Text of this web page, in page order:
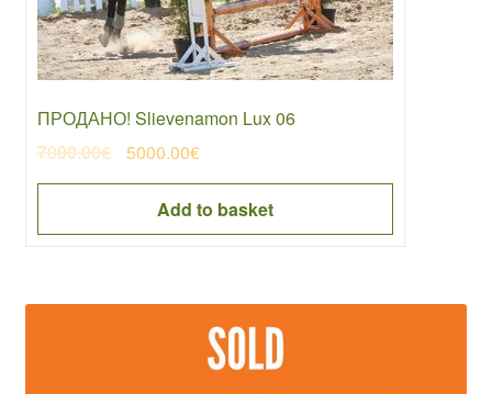
ПРОДАНО! Slievenamon Lux 06
7000.00€
Original
price
7000.00€.
5000.00€Current
price
is:
5000.00€.
Add to basket